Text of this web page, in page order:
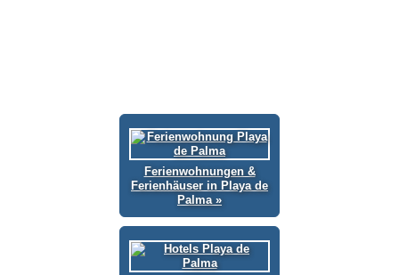
Ferienwohnungen &
Ferienhäuser in Playa de
Palma »